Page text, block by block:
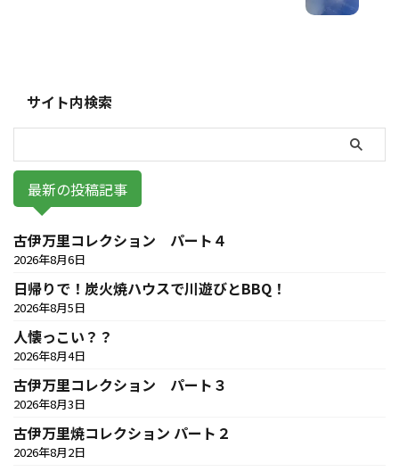
サイト内検索
最新の投稿記事
古伊万里コレクション パート４
2026年8月6日
日帰りで！炭火焼ハウスで川遊びとBBQ！
2026年8月5日
人懐っこい？？
2026年8月4日
古伊万里コレクション パート３
2026年8月3日
古伊万里焼コレクション パート２
2026年8月2日